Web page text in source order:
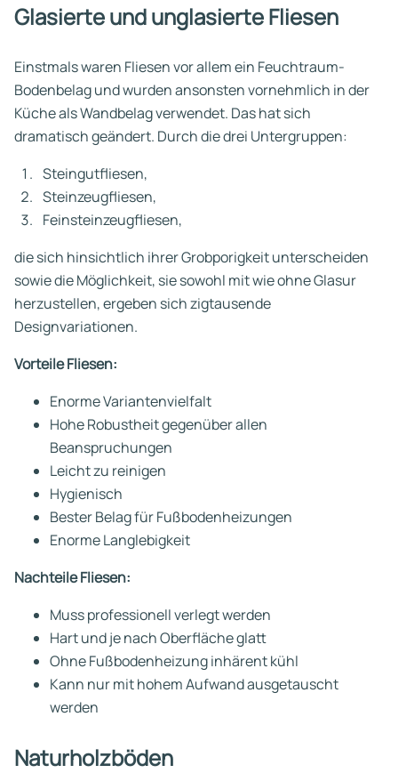
Glasierte und unglasierte Fliesen
Einstmals waren Fliesen vor allem ein Feuchtraum-
Bodenbelag und wurden ansonsten vornehmlich in der
Küche als Wandbelag verwendet. Das hat sich
dramatisch geändert. Durch die drei Untergruppen:
Steingutfliesen,
Steinzeugfliesen,
Feinsteinzeugfliesen,
die sich hinsichtlich ihrer Grobporigkeit unterscheiden
sowie die Möglichkeit, sie sowohl mit wie ohne Glasur
herzustellen, ergeben sich zigtausende
Designvariationen.
Vorteile Fliesen:
Enorme Variantenvielfalt
Hohe Robustheit gegenüber allen
Beanspruchungen
Leicht zu reinigen
Hygienisch
Bester Belag für Fußbodenheizungen
Enorme Langlebigkeit
Nachteile Fliesen:
Muss professionell verlegt werden
Hart und je nach Oberfläche glatt
Ohne Fußbodenheizung inhärent kühl
Kann nur mit hohem Aufwand ausgetauscht
werden
Naturholzböden